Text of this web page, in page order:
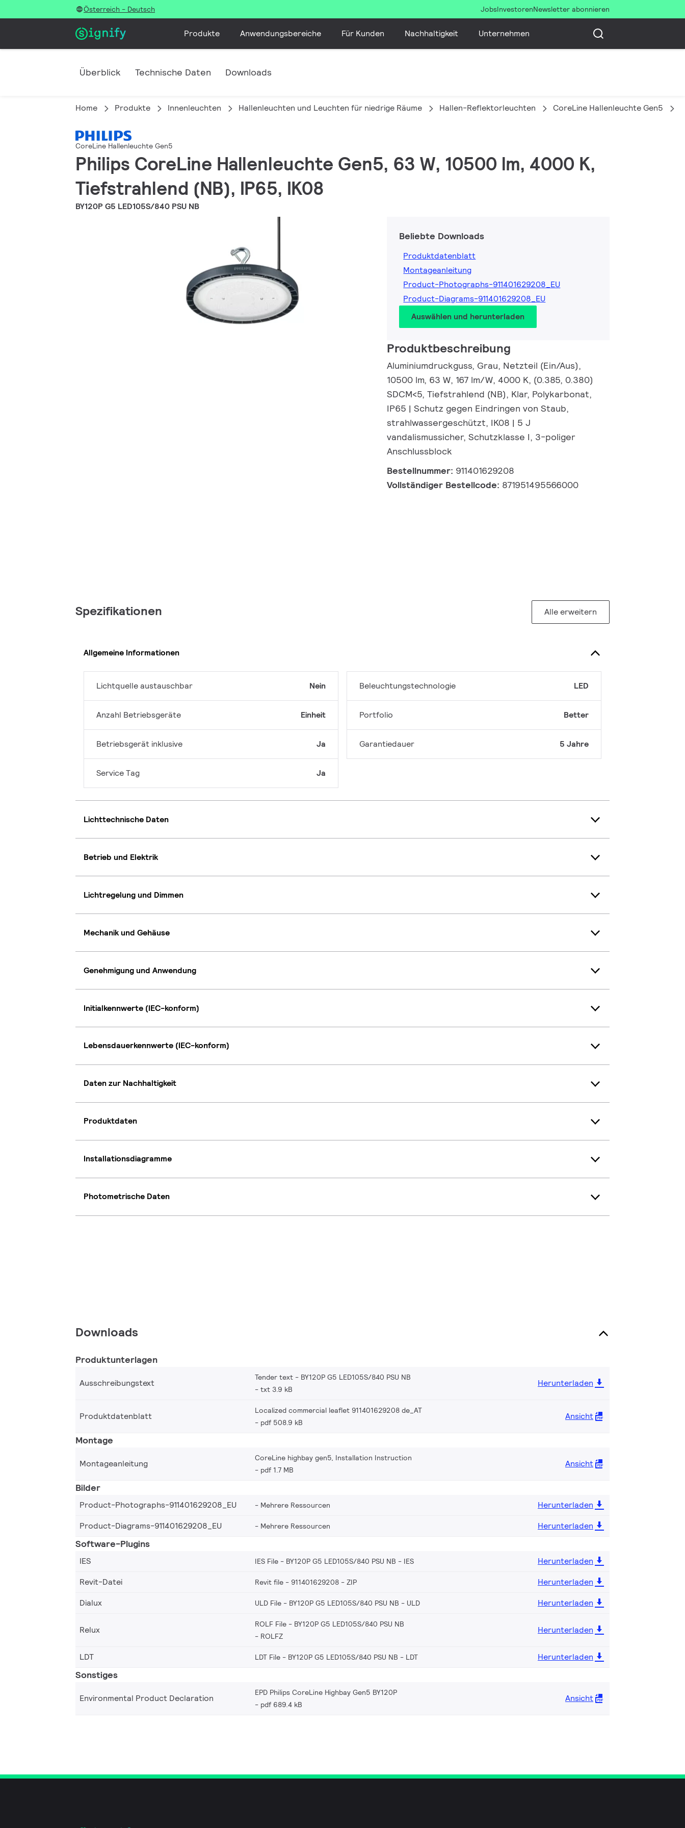
Österreich - Deutsch JobsInvestorenNewsletter abonnieren
Produkte Anwendungsbereiche Für Kunden Nachhaltigkeit Unternehmen
Überblick Technische Daten Downloads
Home Produkte Innenleuchten Hallenleuchten und Leuchten für niedrige Räume Hallen-Reflektorleuchten CoreLine Hallenleuchte Gen5
CoreLine Hallenleuchte Gen5
Philips CoreLine Hallenleuchte Gen5, 63 W, 10500 lm, 4000 K,
Tiefstrahlend (NB), IP65, IK08
BY120P G5 LED105S/840 PSU NB
Beliebte Downloads
Produktdatenblatt
Montageanleitung
Product-Photographs-911401629208_EU
Product-Diagrams-911401629208_EU
Auswählen und herunterladen
Produktbeschreibung
Aluminiumdruckguss, Grau, Netzteil (Ein/Aus),
10500 lm, 63 W, 167 lm/W, 4000 K, (0.385, 0.380)
SDCM<5, Tiefstrahlend (NB), Klar, Polykarbonat,
IP65 | Schutz gegen Eindringen von Staub,
strahlwassergeschützt, IK08 | 5 J
vandalismussicher, Schutzklasse I, 3-poliger
Anschlussblock
Bestellnummer: 911401629208
Vollständiger Bestellcode: 871951495566000
Spezifikationen Alle erweitern
Allgemeine Informationen
Lichtquelle austauschbar Nein
Anzahl Betriebsgeräte Einheit
Betriebsgerät inklusive Ja
Service Tag Ja
Beleuchtungstechnologie LED
Portfolio Better
Garantiedauer 5 Jahre
Lichttechnische Daten
Betrieb und Elektrik
Lichtregelung und Dimmen
Mechanik und Gehäuse
Genehmigung und Anwendung
Initialkennwerte (IEC-konform)
Lebensdauerkennwerte (IEC-konform)
Daten zur Nachhaltigkeit
Produktdaten
Installationsdiagramme
Photometrische Daten
Downloads
Produktunterlagen
Ausschreibungstext
Tender text - BY120P G5 LED105S/840 PSU NB
txt 3.9 kB
Herunterladen
Produktdatenblatt
Localized commercial leaflet 911401629208 de_AT
pdf 508.9 kB
Ansicht
Montage
Montageanleitung
CoreLine highbay gen5, Installation Instruction
pdf 1.7 MB
Ansicht
Bilder
Product-Photographs-911401629208_EU Mehrere Ressourcen
Herunterladen
Product-Diagrams-911401629208_EU
Mehrere Ressourcen Herunterladen
Software-Plugins
IES IES File - BY120P G5 LED105S/840 PSU NB IES
Herunterladen
Revit-Datei
Revit file - 911401629208 ZIP
Herunterladen
Dialux
ULD File - BY120P G5 LED105S/840 PSU NB ULD Herunterladen
Relux
ROLF File - BY120P G5 LED105S/840 PSU NB
ROLFZ
Herunterladen
LDT LDT File - BY120P G5 LED105S/840 PSU NB LDT Herunterladen
Sonstiges
Environmental Product Declaration
EPD Philips CoreLine Highbay Gen5 BY120P
pdf 689.4 kB
Ansicht